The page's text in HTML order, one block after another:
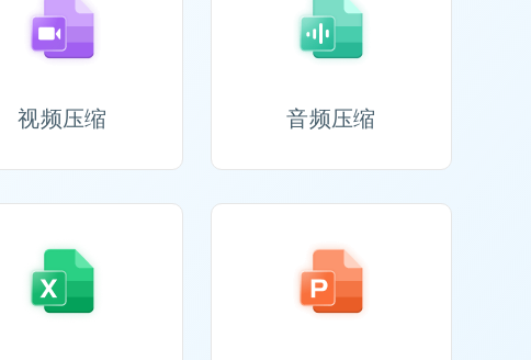
视频压缩 音频压缩